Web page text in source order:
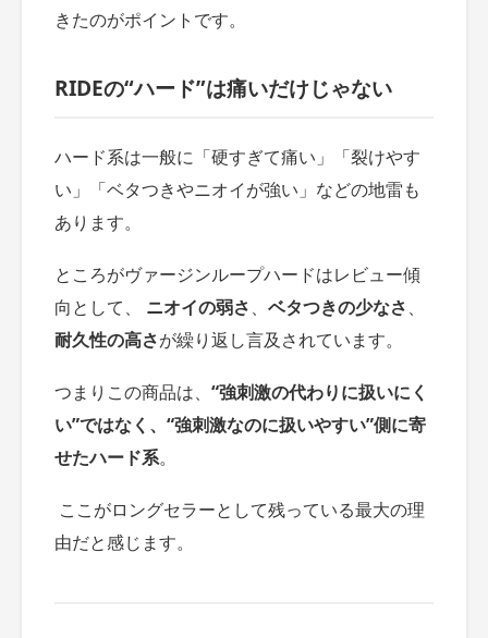
きたのがポイントです。
RIDEの“ハード”は痛いだけじゃない
ハード系は一般に「硬すぎて痛い」「裂けやす
い」「ベタつきやニオイが強い」などの地雷も
あります。
ところがヴァージンループハードはレビュー傾
向として、 ニオイの弱さ、 ベタつきの少なさ、
耐久性の高さが繰り返し言及されています。
つまりこの商品は、 “強刺激の代わりに扱いにく
い”ではなく、“強刺激なのに扱いやすい”側に寄
せたハード系。
ここがロングセラーとして残っている最大の理
由だと感じます。